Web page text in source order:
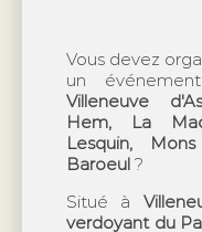
Vous devez
un
Villeneuve
Hem, La
Lesquin,
Baroeul ?
Situé à
verdoyant du